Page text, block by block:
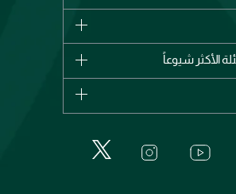
الأكثر شيوعاً